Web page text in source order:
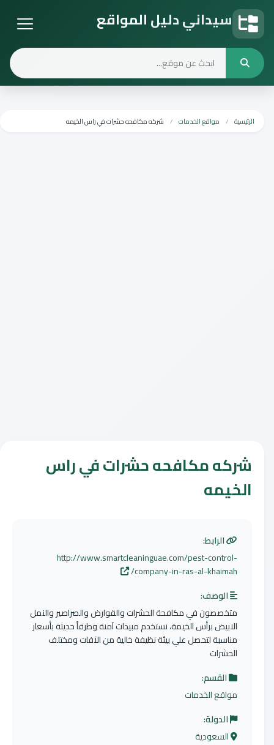
سيداني دليل المواقع
الرئيسية مواقع الخدمات شركه مكافحه حشرات في راس الخيمه
شركه مكافحه حشرات في راس
الخيمه
الرابط:
http://www.smartcleaninguae.com/pest-control-
company-in-ras-al-khaimah/
الوصف:
متخصصون في مكافحة الحشرات والقوارض والصراصير والنمل
الابيض برأس الخيمة، نستخدم مبيدات آمنة وطرقاً حديثة بأسعار
مناسبة لتحصل علي بيئة نظيفة خالية من الآفات ومختلف
الحشرات
القسم:
مواقع الخدمات
الدولة:
السعودية